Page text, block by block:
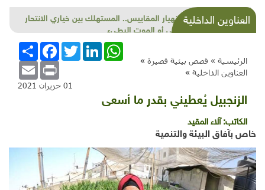
العناوين الداخليةبعد انهيار المقاييس.. المستهلك بين خياري الانتحار
الجماعي أو الموت البطيء
الرئيسية » قصص بيئية قصيرة »
العناوين الداخلية »
انشر
FacebookTwitterLinkedInWhatsApp
Email Print
01 حزيران 2021
الزنجبيل يُعطيني بقدر ما أسعى
الكاتب: آلاء المقيد
خاص بآفاق البيئة والتنمية